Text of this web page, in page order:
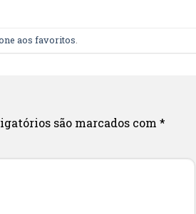
aos favoritos
são marcados com *